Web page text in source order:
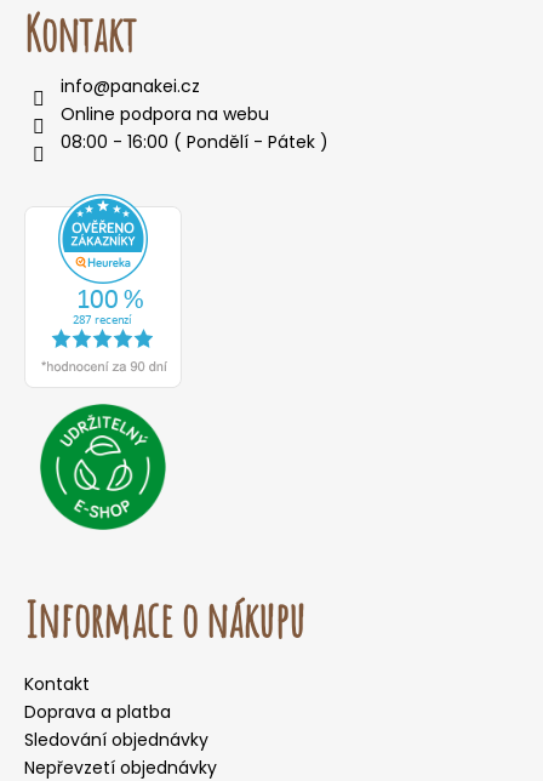
Kontakt
info@panakei.cz
Online podpora na webu
08:00 - 16:00 ( Pondělí - Pátek )
Informace o nákupu
Kontakt
Doprava a platba
Sledování objednávky
Nepřevzetí objednávky